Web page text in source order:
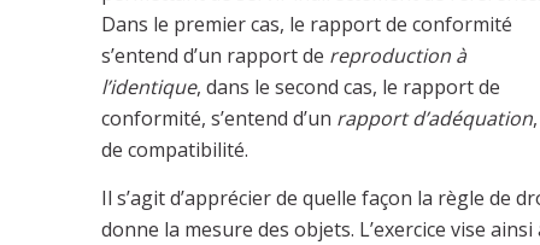
Dans le premier cas, le rapport de conformité
s’entend d’un rapport de reproduction à
l’identique, dans le second cas, le rapport de
conformité, s’entend d’un rapport d’adéquation,
de compatibilité.
Il s’agit d’apprécier de quelle façon la règle de
donne la mesure des objets. L’exercice vise ainsi